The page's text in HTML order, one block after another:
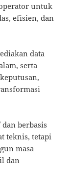
untuk
efisien, dan
data
serta
berbasis
teknis, tetapi
masa
dan